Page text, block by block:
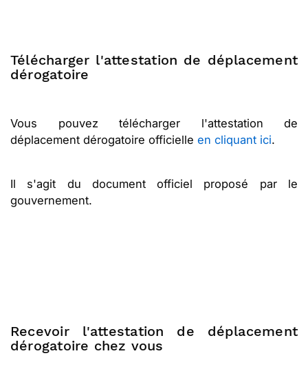
Télécharger l'attestation de déplacement
dérogatoire
Vous pouvez télécharger l'attestation de
déplacement dérogatoire officielle en cliquant ici.
Il s'agit du document officiel proposé par le
gouvernement.
Recevoir l'attestation de déplacement
dérogatoire chez vous